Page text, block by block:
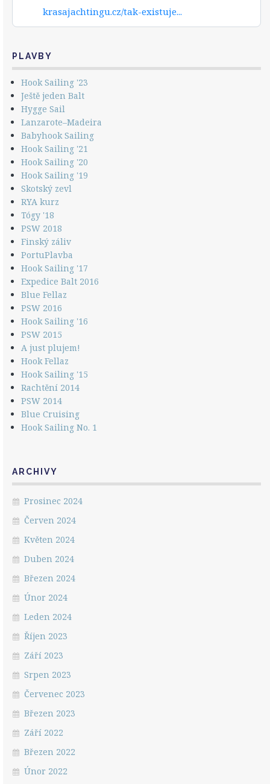
krasajachtingu.cz/tak-existuje...
PLAVBY
Hook Sailing '23
Ještě jeden Balt
Hygge Sail
Lanzarote–Madeira
Babyhook Sailing
Hook Sailing '21
Hook Sailing '20
Hook Sailing '19
Skotský zevl
RYA kurz
Tógy '18
PSW 2018
Finský záliv
PortuPlavba
Hook Sailing '17
Expedice Balt 2016
Blue Fellaz
PSW 2016
Hook Sailing '16
PSW 2015
A just plujem!
Hook Fellaz
Hook Sailing '15
Rachtění 2014
PSW 2014
Blue Cruising
Hook Sailing No. 1
ARCHIVY
Prosinec 2024
Červen 2024
Květen 2024
Duben 2024
Březen 2024
Únor 2024
Leden 2024
Říjen 2023
Září 2023
Srpen 2023
Červenec 2023
Březen 2023
Září 2022
Březen 2022
Únor 2022